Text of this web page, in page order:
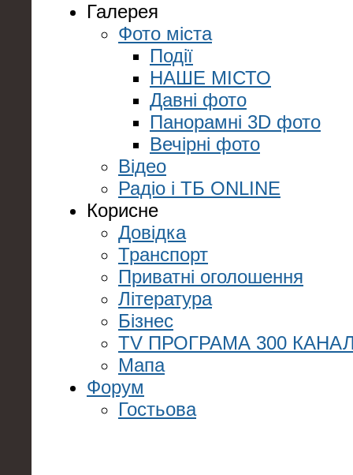
Галерея
Фото міста
Події
НАШЕ МІСТО
Давні фото
Панорамні 3D фото
Вечірні фото
Відео
Радіо і ТБ ONLINE
Корисне
Довідка
Транспорт
Приватні оголошення
Література
Бізнес
TV ПРОГРАМА 300
Мапа
Форум
Гостьова